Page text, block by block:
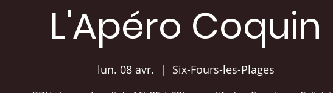
L'Apéro Coquin
lun. 08 avr.
  |
Six-Fours-les-Plages